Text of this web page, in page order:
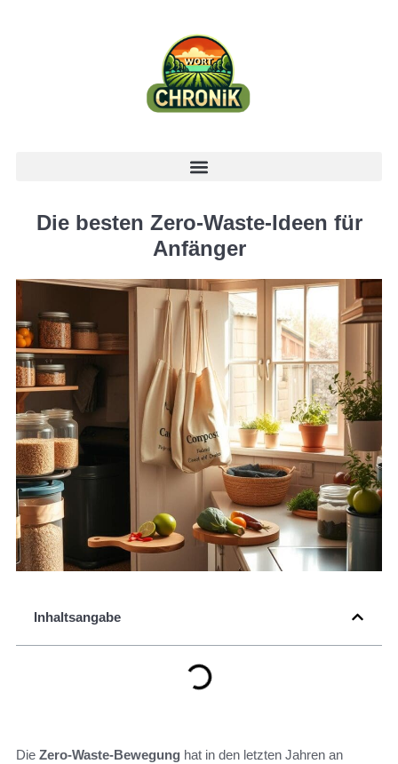
Die besten Zero-Waste-Ideen für
Anfänger
Inhaltsangabe
Die Zero-Waste-Bewegung hat in den letzten Jahren an